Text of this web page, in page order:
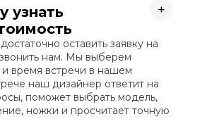
узнать
+
оставить заявку на
нам. Мы выберем
время встречи в нашем
наш дизайнер ответит на
поможет выбрать модель,
ножки и просчитает точную